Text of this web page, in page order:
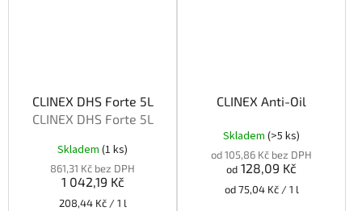
CLINEX DHS Forte 5L
CLINEX DHS Forte 5L
Skladem (1 ks)
861,31 Kč bez DPH
1 042,19 Kč
Měrná
208,44 Kč / 1 l
CLINEX Anti-Oil
Průměrné
hodnocení
produktu
Skladem (>5 ks)
od 105,86 Kč bez DPH
od 128,09 Kč
Měrná
od 75,04 Kč / 1 l